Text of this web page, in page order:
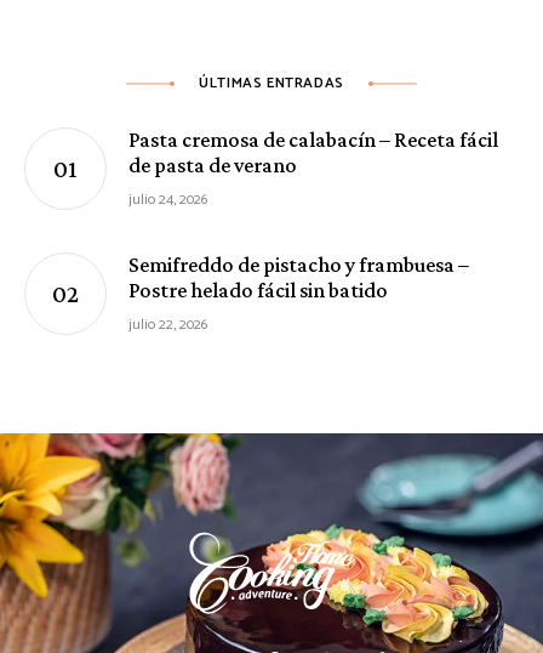
ÚLTIMAS ENTRADAS
Pasta cremosa de calabacín – Receta fácil
de pasta de verano
julio 24, 2026
Semifreddo de pistacho y frambuesa –
Postre helado fácil sin batido
julio 22, 2026